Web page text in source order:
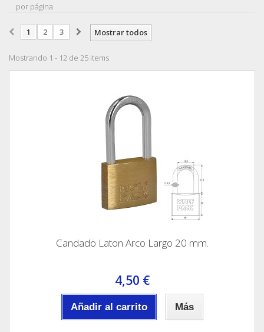
por página
Mostrar todos
1 2 3
Mostrando 1 - 12 de 25 items
Candado Laton Arco Largo 20 mm.
4,50 €
Añadir al carrito Más